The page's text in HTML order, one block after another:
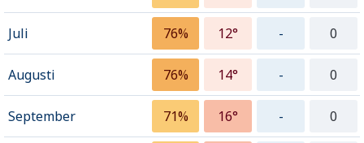
Juli 76% 12° - 0
Augusti 76% 14° - 0
September 71% 16° - 0